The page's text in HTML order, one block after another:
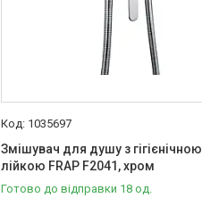
1035697
Змішувач для душу з гігієнічною
лійкою FRAP F2041, хром
Готово до відправки 18 од.